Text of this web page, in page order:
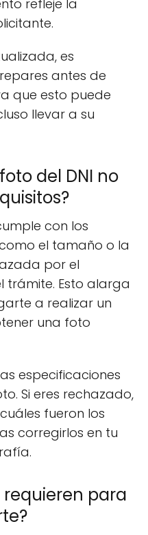
refleje la
es
antes de
que esto puede
llevar a su
del DNI no
con los
el tamaño o la
por el
Esto alarga
a realizar un
una foto
especificaciones
Si eres rechazado,
fueron los
corregirlos en tu
para